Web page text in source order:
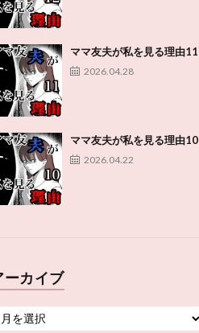
ママ友夫が私を見る理由11
2026.04.28
ママ友夫が私を見る理由10
2026.04.22
ーカイブ